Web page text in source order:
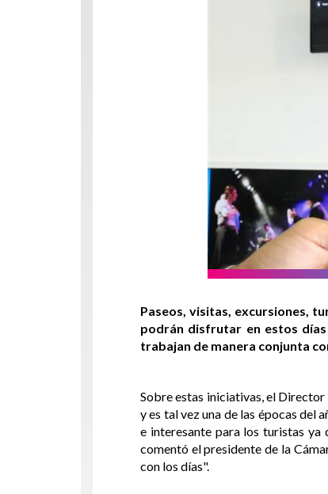
Paseos, visitas, excursiones,
podrán disfrutar en estos
trabajan de manera conjunta
Sobre estas iniciativas, el
y es tal vez una de las épocas del
e interesante para los turistas ya
comentó el presidente de la
con los días".